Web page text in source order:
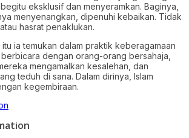
eksklusif dan menyeramkan. Baginya,
menyenangkan, dipenuhi kebaikan. Tidak
hasrat penaklukan.
ia temukan dalam praktik keberagamaan
dengan orang-orang bersahaja,
mengamalkan kesalehan, dan
teduh di sana. Dalam dirinya, Islam
kegembiraan.